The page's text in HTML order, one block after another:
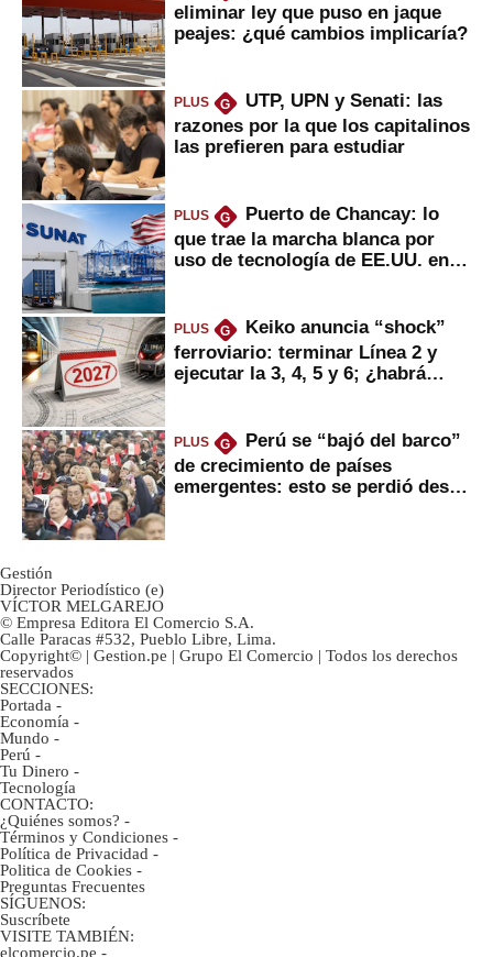
eliminar ley que puso en jaque
peajes: ¿qué cambios implicaría?
PLUS G
UTP, UPN y Senati: las
razones por la que los capitalinos
las prefieren para estudiar
PLUS G
Puerto de Chancay: lo
que trae la marcha blanca por
uso de tecnología de EE.UU. en
PLUS G
Keiko anuncia “shock”
ferroviario: terminar Línea 2 y
ejecutar la 3, 4, 5 y 6; ¿habrá
PLUS G
Perú se “bajó del barco”
de crecimiento de países
emergentes: esto se perdió desde
Gestión
Director Periodístico (e)
VÍCTOR MELGAREJO
© Empresa Editora El Comercio S.A.
Calle Paracas #532, Pueblo Libre, Lima.
Copyright© | Gestion.pe | Grupo El Comercio | Todos los derechos
reservados
SECCIONES:
Portada -
Economía -
Mundo -
Perú -
Tu Dinero -
Tecnología
CONTACTO:
¿Quiénes somos? -
Términos y Condiciones -
Política de Privacidad -
Politica de Cookies -
Preguntas Frecuentes
SÍGUENOS:
Suscríbete
VISITE TAMBIÉN:
elcomercio.pe -